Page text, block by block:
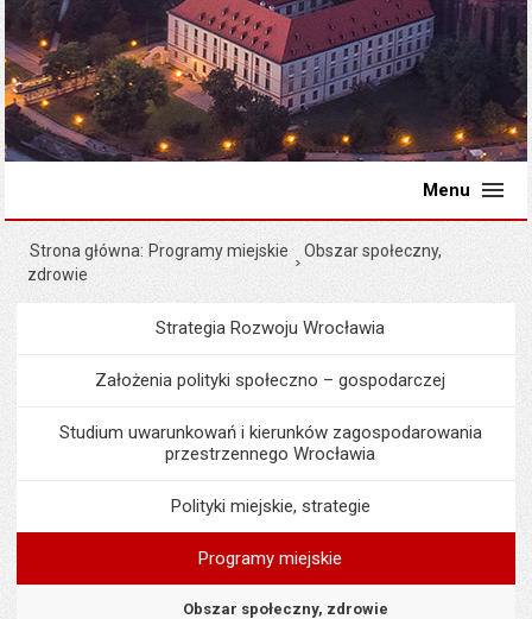
Menu
Strona główna Programy miejskie
Obszar społeczny,
zdrowie
MenuProgramy i projekty
Strategia Rozwoju Wrocławia
Założenia polityki społeczno – gospodarczej
Studium uwarunkowań i kierunków zagospodarowania
przestrzennego Wrocławia
Polityki miejskie, strategie
Programy miejskie
Obszar społeczny, zdrowie